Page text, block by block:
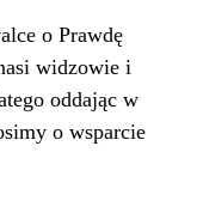
o Prawdę
widzowie i
oddając w
o wsparcie